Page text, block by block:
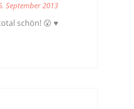
September 2013
schön! 😮 ♥